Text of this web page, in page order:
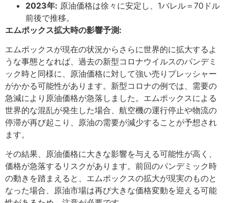
2023年: 原油価格は徐々に安定し、1バレル＝70ドル
前後で推移。
エムポックス拡大時の影響予測:
エムポックスが現在の状況からさらに世界的に拡大するよ
うな事態となれば、過去の新型コロナウイルスのパンデミ
ック時と同様に、原油価格に対して強い売りプレッシャー
がかかる可能性があります。新型コロナの例では、需要の
急減により原油価格が急落しました。エムポックスによる
世界的な混乱が発生した場合、航空機の運行停止や物流の
停滞が再び起こり、原油の需要が減少することが予想され
ます。
その結果、原油価格に大きな影響を与える可能性が高く、
価格が急落するリスクがあります。前回のパンデミック時
の動きを踏まえると、エムポックスの拡大が現実のものと
なった場合、原油市場は再び大きな価格変動を迎える可能